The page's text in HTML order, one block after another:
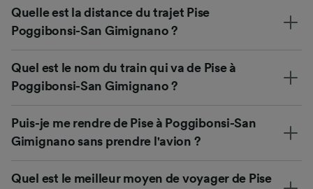
Quelle est la distance du trajet Pise
Poggibonsi-San Gimignano ?
Quel est le nom du train qui va de Pise à
Poggibonsi-San Gimignano ?
Puis-je me rendre de Pise à Poggibonsi-San
Gimignano sans prendre l'avion ?
Quel est le meilleur moyen de voyager de Pise